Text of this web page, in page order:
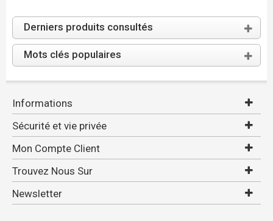
Derniers produits consultés
Mots clés populaires
Informations
Sécurité et vie privée
Mon Compte Client
Trouvez Nous Sur
Newsletter